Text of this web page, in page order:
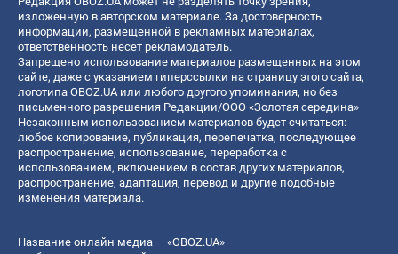
изложенную в авторском материале. За достоверность
информации, размещенной в рекламных материалах,
ответственность несет рекламодатель.
Запрещено использование материалов размещенных на этом
сайте, даже с указанием гиперссылки на страницу этого сайта,
логотипа OBOZ.UA или любого другого упоминания, но без
письменного разрешения Редакции/ООО «Золотая середина»
Незаконным использованием материалов будет считаться:
любое копирование, публикация, перепечатка, последующее
распространение, использование, переработка с
использованием, включением в состав других материалов,
распространение, адаптация, перевод и другие подобные
изменения материала.
Название онлайн медиа — «OBOZ.UA»